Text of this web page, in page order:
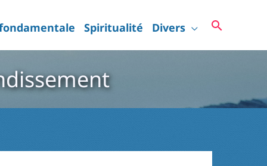
Spiritualité Divers